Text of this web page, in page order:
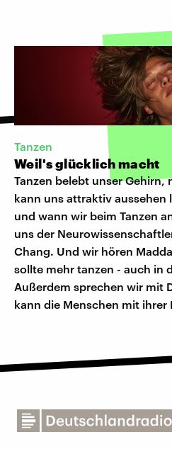
Tanzen
Weil's glücklich macht
Tanzen belebt unser
kann uns attraktiv aussehen
und wann wir beim Tanzen
uns der
Chang. Und wir hören
sollte mehr tanzen - auch in
Außerdem sprechen wir mit
kann die Menschen mit ihrer